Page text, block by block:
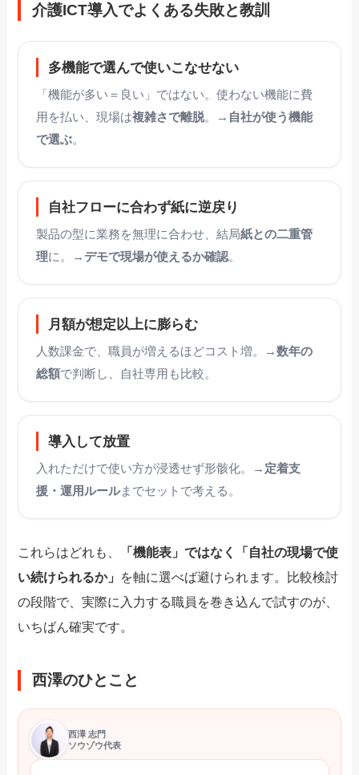
介護ICT導入でよくある失敗と教訓
多機能で選んで使いこなせない
「機能が多い＝良い」ではない。使わない機能に費
用を払い、現場は複雑さで離脱。→ 自社が使う機能
で選ぶ。
自社フローに合わず紙に逆戻り
製品の型に業務を無理に合わせ、結局紙との二重管
理に。→ デモで現場が使えるか確認。
月額が想定以上に膨らむ
人数課金で、職員が増えるほどコスト増。→数年の
総額で判断し、自社専用も比較。
導入して放置
入れただけで使い方が浸透せず形骸化。→ 定着支
援・運用ルールまでセットで考える。
これらはどれも、
「機能表」ではなく「自社の現場で使
い続けられるか」 を軸に選べば避けられます。比較検討
の段階で、実際に入力する職員を巻き込んで試すのが、
いちばん確実です。
西澤のひとこと
西澤 志門
ソウゾウ代表